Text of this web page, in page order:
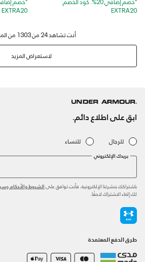
EXTRA20
EXTRA20
لاستعراض المزيد
ابق على اطلاع دائم.
للرجال للنساء
بريدك الإلكتروني
باشتراكك بنشرتنا الإلكترونية، فأنت توافق على الشروط والأحكام و
لك إلغاء الاشتراك لاحقًا.
طرق الدفع المعتمدة